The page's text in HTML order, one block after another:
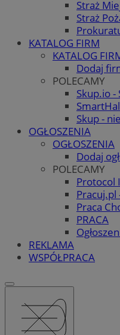
Straż
Straż
KATALOG FIRM
KATALOG
Dodaj
POLECAMY
Skup.io
Skup -
OGŁOSZENIA
OGŁOSZENIA
Dodaj
POLECAMY
Protocol
Pracuj.pl
Praca
PRACA
REKLAMA
WSPÓŁPRACA